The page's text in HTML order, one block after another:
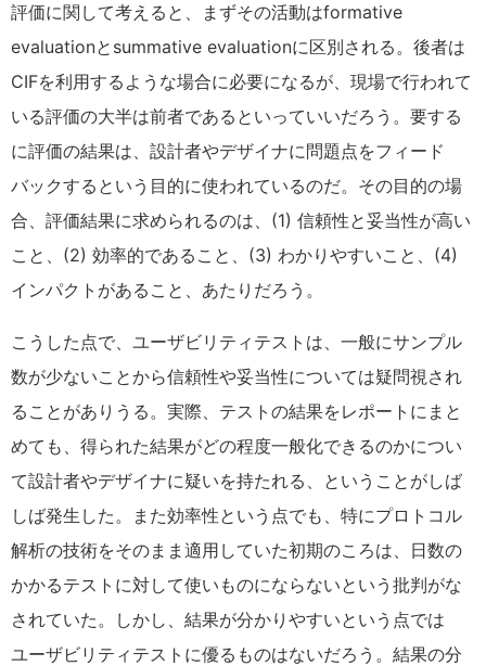
評価に関して考えると、まずその活動はformative
evaluationとsummative evaluationに区別される。後者は
CIFを利用するような場合に必要になるが、現場で行われて
いる評価の大半は前者であるといっていいだろう。要する
に評価の結果は、設計者やデザイナに問題点をフィード
バックするという目的に使われているのだ。その目的の場
合、評価結果に求められるのは、(1) 信頼性と妥当性が高い
こと、(2) 効率的であること、(3) わかりやすいこと、(4)
インパクトがあること、あたりだろう。
こうした点で、ユーザビリティテストは、一般にサンプル
数が少ないことから信頼性や妥当性については疑問視され
ることがありうる。実際、テストの結果をレポートにまと
めても、得られた結果がどの程度一般化できるのかについ
て設計者やデザイナに疑いを持たれる、ということがしば
しば発生した。また効率性という点でも、特にプロトコル
解析の技術をそのまま適用していた初期のころは、日数の
かかるテストに対して使いものにならないという批判がな
されていた。しかし、結果が分かりやすいという点では
ユーザビリティテストに優るものはないだろう。結果の分